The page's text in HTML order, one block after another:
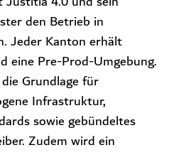
den Betrieb in
Jeder Kanton erhält
eine Pre-Prod-Umgebung.
Grundlage für
Infrastruktur,
sowie gebündeltes
Zudem wird ein